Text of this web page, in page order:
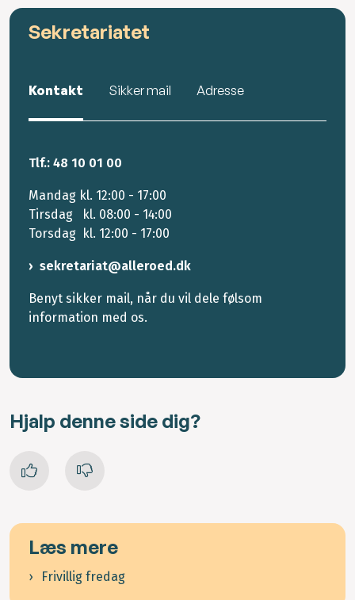
Sekretariatet
Kontakt Sikker mail Adresse
Tlf.: 48 10 01 00
Mandag kl. 12:00 - 17:00
Tirsdag kl. 08:00 - 14:00
Torsdag kl. 12:00 - 17:00
sekretariat@alleroed.dk
Benyt sikker mail, når du vil dele følsom
information med os.
Hjalp denne side dig?
Læs mere
Frivillig fredag